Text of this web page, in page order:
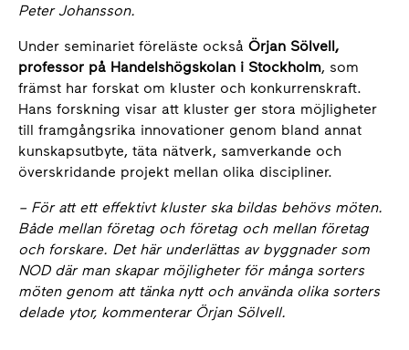
Peter Johansson.
Under seminariet föreläste också Örjan Sölvell,
professor på Handelshögskolan i Stockholm, som
främst har forskat om kluster och konkurrenskraft.
Hans forskning visar att kluster ger stora möjligheter
till framgångsrika innovationer genom bland annat
kunskapsutbyte, täta nätverk, samverkande och
överskridande projekt mellan olika discipliner.
– För att ett effektivt kluster ska bildas behövs möten.
Både mellan företag och företag och mellan företag
och forskare. Det här underlättas av byggnader som
NOD där man skapar möjligheter för många sorters
möten genom att tänka nytt och använda olika sorters
delade ytor, kommenterar Örjan Sölvell.